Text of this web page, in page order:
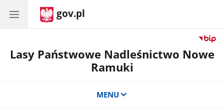
gov.pl
Lasy Państwowe Nadleśnictwo Nowe
Ramuki
MENU